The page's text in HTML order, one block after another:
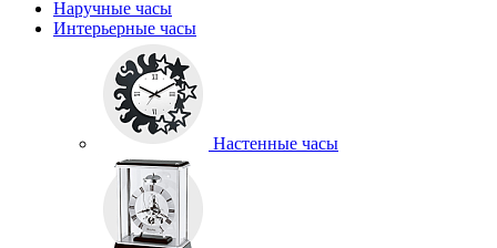
Наручные часы
Интерьерные часы
Настенные часы